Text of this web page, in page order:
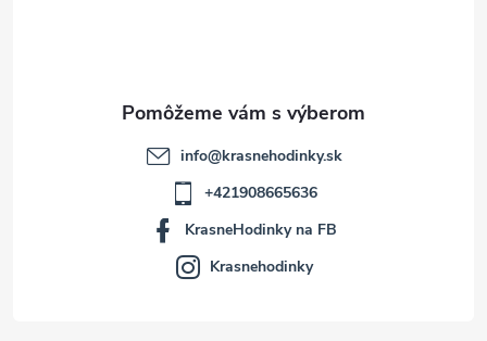
info@krasnehodinky.sk
+421908665636
KrasneHodinky na FB
Krasnehodinky